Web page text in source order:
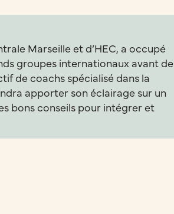
Marseille et d’HEC, a occupé
groupes internationaux avant de
de coachs spécialisé dans la
apporter son éclairage sur un
bons conseils pour intégrer et